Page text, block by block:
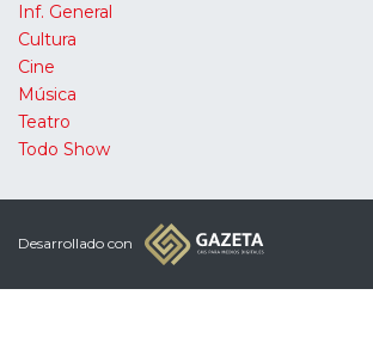
Inf. General
Cultura
Cine
Música
Teatro
Todo Show
Desarrollado con